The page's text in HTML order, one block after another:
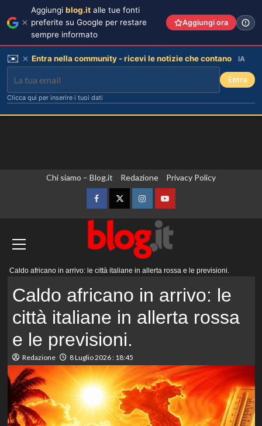
Chi siamo – Blog.it Redazione Privacy Policy
FacebookTwitterInstagramYouTube
Caldo africano in arrivo: le città italiane in allerta rossa e le previsioni.
Caldo africano in arrivo: le
città italiane in allerta rossa
e le previsioni.
Redazione 8 Luglio 2026 : 18:45
Aggiungi blog.it alle tue fonti
preferite su Google per restare
sempre informato
Aggiungi ora
✉️ Entra nella community - ricevi le notizie che contano IA
Entra
Clicca qui per inserire i tuoi dati